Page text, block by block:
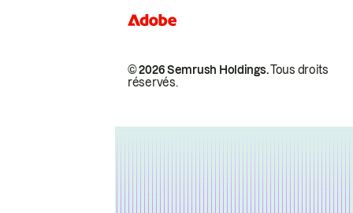
© 2026 Semrush Holdings.Tous droits
réservés.